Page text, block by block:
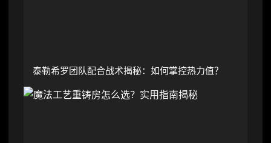
泰勒希罗团队配合战术揭秘：如何掌控热力值？